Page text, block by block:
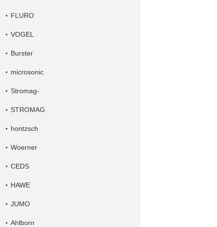
FLURO
VOGEL
Burster
microsonic
Stromag-
STROMAG
hontzsch
Woerner
CEDS
HAWE
JUMO
Ahlborn